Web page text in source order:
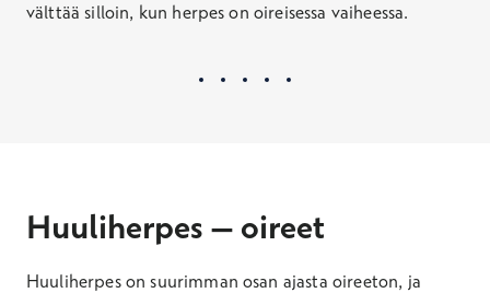
välttää silloin, kun herpes on oireisessa vaiheessa.
Huuliherpes – oireet
Huuliherpes on suurimman osan ajasta oireeton, ja